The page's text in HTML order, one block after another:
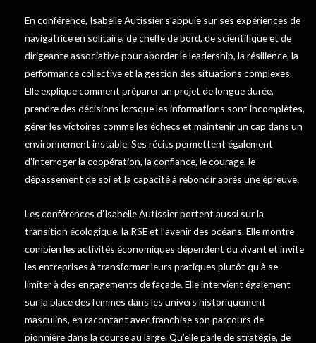
En conférence, Isabelle Autissier s’appuie sur ses expériences de
navigatrice en solitaire, de cheffe de bord, de scientifique et de
dirigeante associative pour aborder le leadership, la résilience, la
performance collective et la gestion des situations complexes.
Elle explique comment préparer un projet de longue durée,
prendre des décisions lorsque les informations sont incomplètes,
gérer les victoires comme les échecs et maintenir un cap dans un
environnement instable. Ses récits permettent également
d’interroger la coopération, la confiance, le courage, le
dépassement de soi et la capacité à rebondir après une épreuve.
Les conférences d’Isabelle Autissier portent aussi sur la
transition écologique, la RSE et l’avenir des océans. Elle montre
combien les activités économiques dépendent du vivant et invite
les entreprises à transformer leurs pratiques plutôt qu’à se
limiter à des engagements de façade. Elle intervient également
sur la place des femmes dans les univers historiquement
masculins, en racontant avec franchise son parcours de
pionnière dans la course au large. Qu’elle parle de stratégie, de